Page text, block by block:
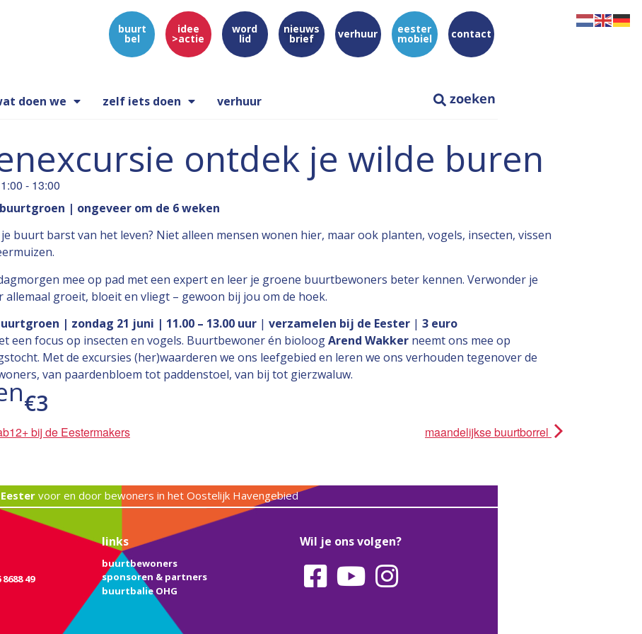
buurt
bel
idee
>actie
word
lid
nieuws
brief verhuur eester
mobiel contact
doen we zelf iets doen verhuur
ontdek je wilde buren
- 13:00
| ongeveer om de 6 weken
buurt barst van het leven? Niet alleen mensen wonen hier, maar ook planten, vogels, insecten, vissen
mee op pad met een expert en leer je groene buurtbewoners beter kennen. Verwonder je
allemaal groeit, bloeit en vliegt – gewoon bij jou om de hoek.
| zondag 21 juni | 11.00 – 13.00 uur | verzamelen bij de Eester | 3 euro
een focus op insecten en vogels. Buurtbewoner én bioloogArend Wakker neemt ons mee op
Met de excursies (her)waarderen we ons leefgebied en leren we ons verhouden tegenover de
van paardenbloem tot paddenstoel, van bij tot gierzwaluw.
€3
bij de Eestermakers maandelijkse buurtborrel
voor en door bewoners in het Oostelijk Havengebied
49
links
buurtbewoners
sponsoren & partners
buurtbalie OHG
Wil je ons volgen?